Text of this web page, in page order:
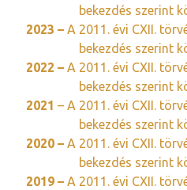
bekezdés szerint
2023 – A 2011. évi CXII.
bekezdés szerint
2022 – A 2011. évi CXII.
bekezdés szerint
2021 – A 2011. évi CXII.
bekezdés szerint
2020 – A 2011. évi CXII.
bekezdés szerint
2019 – A 2011. évi CXII.